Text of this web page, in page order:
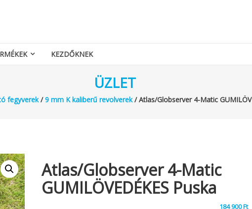
KEZDŐKNEK
ÜZLET
fegyverek/9 mm K kaliberű revolverek/ Atlas/Globserver 4-Matic
Atlas/Globserver 4-Matic
GUMILÖVEDÉKES Puska
184 900Ft